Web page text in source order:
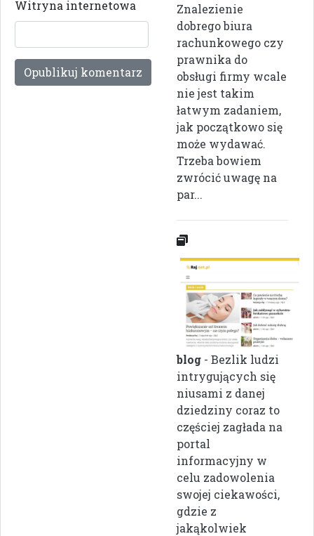
Witryna internetowa
Znalezienie
dobrego biura
rachunkowego czy
prawnika do
obsługi firmy wcale
nie jest takim
łatwym zadaniem,
jak początkowo się
może wydawać.
Trzeba bowiem
zwrócić uwagę na
par...
blog - Bezlik ludzi
intrygujących się
niusami z danej
dziedziny coraz to
częściej zagłada na
portal
informacyjny w
celu zadowolenia
swojej ciekawości,
gdzie z
jakąkolwiek